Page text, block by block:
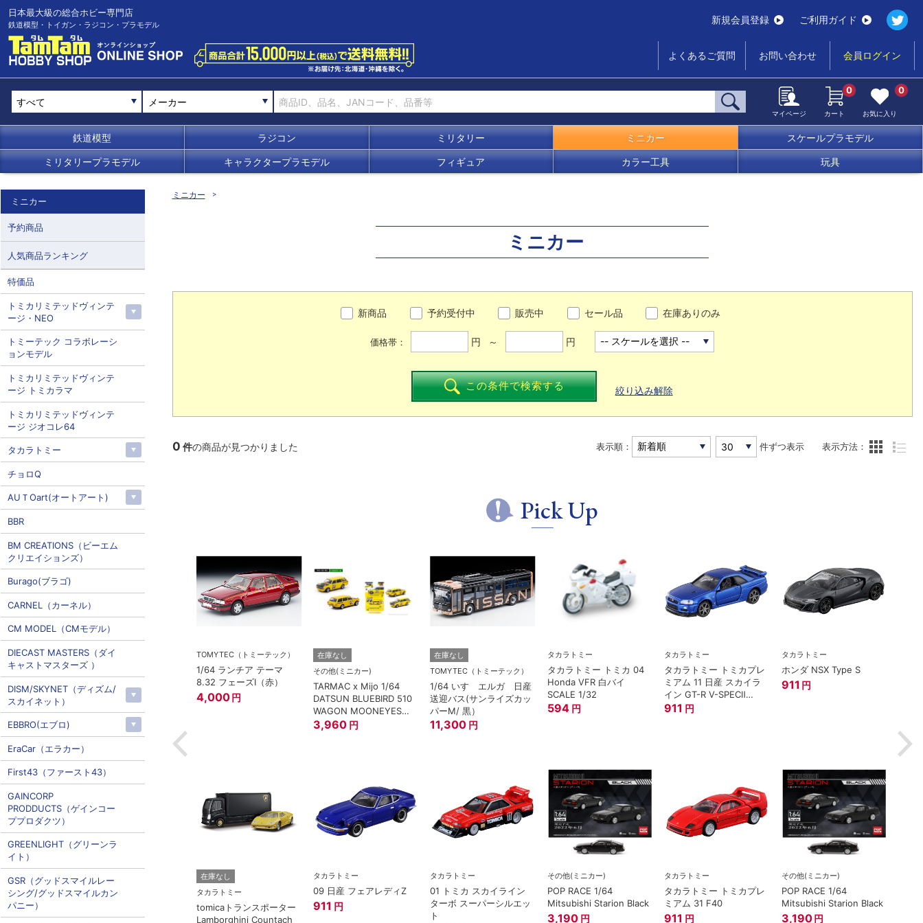
日本最大級の総合ホビー専門店
鉄道模型・トイガン・ラジコン・プラモデル 新規会員登録 ご利用ガイド
よくあるご質問 お問い合わせ 会員ログイン
メーカー
マイページ カート
0
お気に入り
0
鉄道模型 ラジコン ミリタリー ミニカー スケールプラモデル
ミリタリープラモデル キャラクタープラモデル フィギュア カラー工具 玩具
ミニカー
ミニカー
新商品 予約受付中 販売中 セール品 在庫ありのみ
価格帯： 円 ～ 円
この条件で検索する 絞り込み解除
0 件の商品が見つかりました 表示順： 件ずつ表示 表示方法：
Pick Up
ミアム 07 ラン
TOMYTEC（トミーテック）
1/64 ランチア テーマ
8.32 フェーズI（赤）
4,000 円
在庫なし
その他(ミニカー)
TARMAC x Mijo 1/64
DATSUN BLUEBIRD 510
WAGON MOONEYES
SPECIAL EDITION.
3,960 円
在庫なし
TOMYTEC（トミーテック）
1/64 いすゞエルガ 日産
送迎バス(サンライズカッ
パーM/ 黒）
11,300 円
タカラトミー
タカラトミー トミカ 04
Honda VFR 白バイ
SCALE 1/32
594 円
タカラトミー
タカラトミー トミカプレ
ミアム 11 日産 スカイラ
イン GT-R V-SPECⅡ
Nur ミニカー
911 円
タカラトミー
ホンダ NSX Type S
911 円
在庫なし
タカラトミー
tomicaトランスポーター
Lamborghini Countach
タカラトミー
09 日産 フェアレディZ
911 円
タカラトミー
01 トミカ スカイライン
ターボ スーパーシルエッ
ト
その他(ミニカー)
POP RACE 1/64
Mitsubishi Starion Black
3,190 円
タカラトミー
タカラトミー トミカプレ
ミアム 31 F40
911 円
その他(ミニカー)
POP RACE 1/64
Mitsubishi Starion Black
3,190 円
ミニカー
予約商品
人気商品ランキング
特価品
トミカリミテッドヴィンテ
ージ・NEO
トミーテック コラボレーシ
ョンモデル
トミカリミテッドヴィンテ
ージ トミカラマ
トミカリミテッドヴィンテ
ージ ジオコレ64
タカラトミー
チョロQ
AUＴOart(オートアート)
BBR
BM CREATIONS（ビーエム
クリエイションズ）
Burago(ブラゴ)
CARNEL（カーネル）
CM MODEL（CMモデル）
DIECAST MASTERS（ダイ
キャストマスターズ ）
DISM/SKYNET（ディズム/
スカイネット）
EBBRO(エブロ)
EraCar（エラカー）
First43（ファースト43）
GAINCORP
PRODDUCTS（ゲインコー
ププロダクツ）
GREENLIGHT（グリーンラ
イト）
GSR（グッドスマイルレー
シング/グッドスマイルカン
パニー）